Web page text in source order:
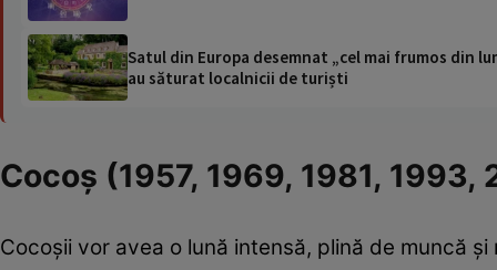
Satul din Europa desemnat „cel mai frumos din
au săturat localnicii de turiști
Cocoș (1957, 1969, 1981,
Cocoșii vor avea o lună intensă, plină de muncă